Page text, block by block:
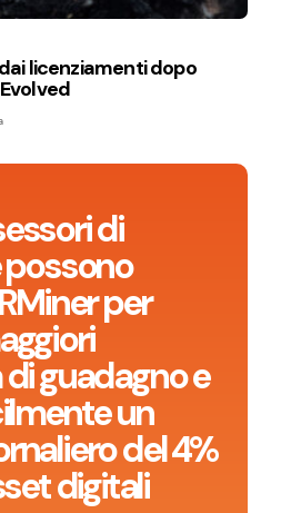
di
per
guadagno e
un
del 4%
digitali
licenziamenti dopo